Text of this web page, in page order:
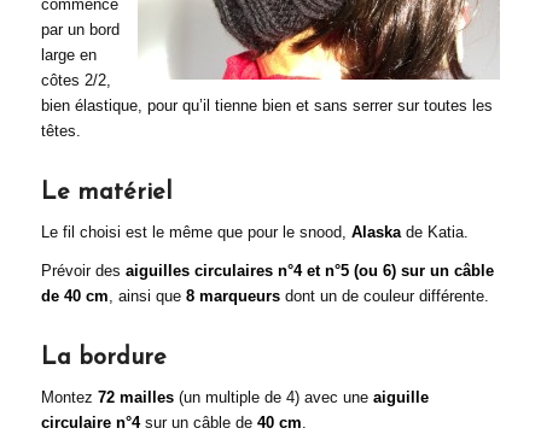
commencé
par un bord
large en
côtes 2/2,
bien élastique, pour qu’il tienne bien et sans serrer sur toutes les
têtes.
Le matériel
Le fil choisi est le même que pour le snood, Alaskade Katia.
Prévoir des aiguilles circulaires n°4 et n°5 (ou 6) sur un câble
de 40 cm, ainsi que8 marqueursdont un de couleur différente.
La bordure
Montez 72 mailles(un multiple de 4) avec une aiguille
circulaire n°4sur un câble de 40 cm.